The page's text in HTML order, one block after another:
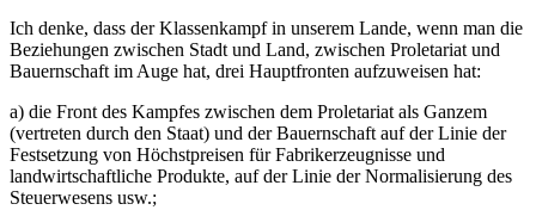
Ich denke, dass der Klassenkampf in unserem Lande, wenn man die
Beziehungen zwischen Stadt und Land, zwischen Proletariat und
Bauernschaft im Auge hat, drei Hauptfronten aufzuweisen hat:
a) die Front des Kampfes zwischen dem Proletariat als Ganzem
(vertreten durch den Staat) und der Bauernschaft auf der Linie der
Festsetzung von Höchstpreisen für Fabrikerzeugnisse und
landwirtschaftliche Produkte, auf der Linie der Normalisierung des
Steuerwesens usw.;